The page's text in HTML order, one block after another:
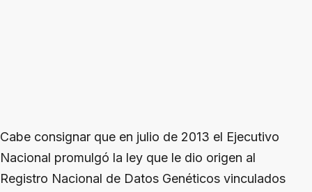
Cabe consignar que en julio de 2013 el Ejecutivo
Nacional promulgó la ley que le dio origen al
Registro Nacional de Datos Genéticos vinculados